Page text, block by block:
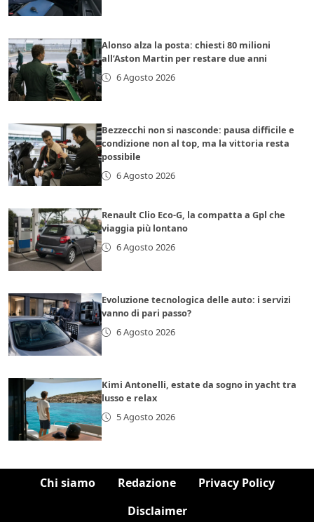
Alonso alza la posta: chiesti 80 milioni
all’Aston Martin per restare due anni
6 Agosto 2026
Bezzecchi non si nasconde: pausa difficile e
condizione non al top, ma la vittoria resta
possibile
6 Agosto 2026
Renault Clio Eco-G, la compatta a Gpl che
viaggia più lontano
6 Agosto 2026
Evoluzione tecnologica delle auto: i servizi
vanno di pari passo?
6 Agosto 2026
Kimi Antonelli, estate da sogno in yacht tra
lusso e relax
5 Agosto 2026
Chi siamo Redazione
Privacy Policy
Disclaimer